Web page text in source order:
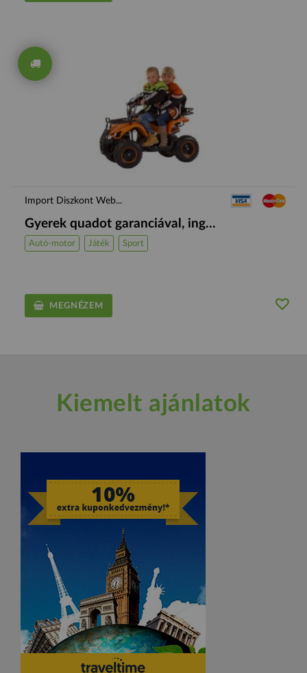
Import Diszkont Web...
Gyerek quadot garanciával, ing...
Autó-motor Játék Sport
MEGNÉZEM
Kiemelt ajánlatok